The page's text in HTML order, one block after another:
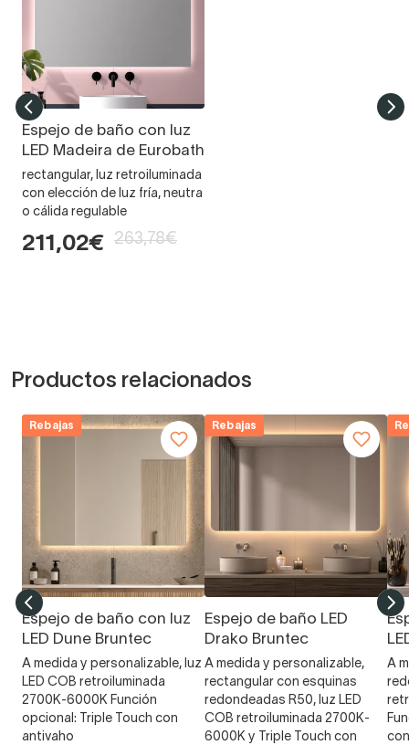
Espejo de baño con luz
LED Madeira de Eurobath
rectangular, luz retroiluminada
con elección de luz fría, neutra
o cálida regulable
211,02€ 263,78€
Productos relacionados
Rebajas
Espejo de baño con luz
LED Dune Bruntec
A medida y personalizable, luz
LED COB retroiluminada
2700K-6000K Función
opcional: Triple Touch con
antivaho
Rebajas
Espejo de baño LED
Drako Bruntec
A medida y personalizable,
rectangular con esquinas
redondeadas R50, luz LED
COB retroiluminada 2700K-
6000K y Triple Touch con
A